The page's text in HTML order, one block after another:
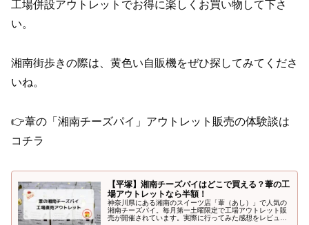
工場併設アウトレットでお得に楽しくお買い物して下さ
い。
湘南街歩きの際は、黄色い自販機をぜひ探してみてくださ
いね。
👉葦の「湘南チーズパイ」アウトレット販売の体験談は
コチラ
【平塚】湘南チーズパイはどこで買える？葦の工
場アウトレットなら半額！
神奈川県にある湘南のスイーツ店「葦（あし）」で人気の
湘南チーズパイ。毎月第一土曜限定で工場アウトレット販
売が開催されています。実際に行ってみた感想をレビュー